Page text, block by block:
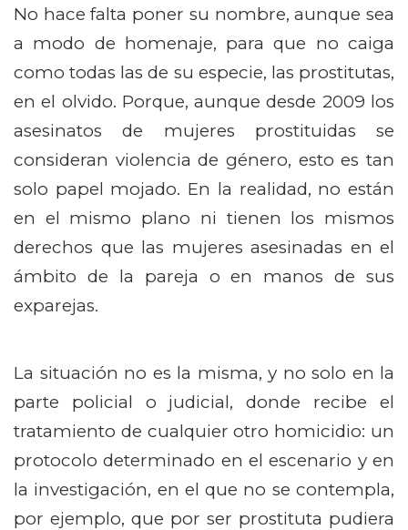
No hace falta poner su nombre, aunque sea
a modo de homenaje, para que no caiga
como todas las de su especie, las prostitutas,
en el olvido. Porque, aunque desde 2009 los
asesinatos de mujeres prostituidas se
consideran violencia de género, esto es tan
solo papel mojado. En la realidad, no están
en el mismo plano ni tienen los mismos
derechos que las mujeres asesinadas en el
ámbito de la pareja o en manos de sus
exparejas.
La situación no es la misma, y no solo en la
parte policial o judicial, donde recibe el
tratamiento de cualquier otro homicidio: un
protocolo determinado en el escenario y en
la investigación, en el que no se contempla,
por ejemplo, que por ser prostituta pudiera